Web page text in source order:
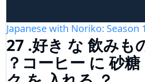
Japanese with Noriko: Season 1
27 .好き な 飲みも
？コーヒー に 砂